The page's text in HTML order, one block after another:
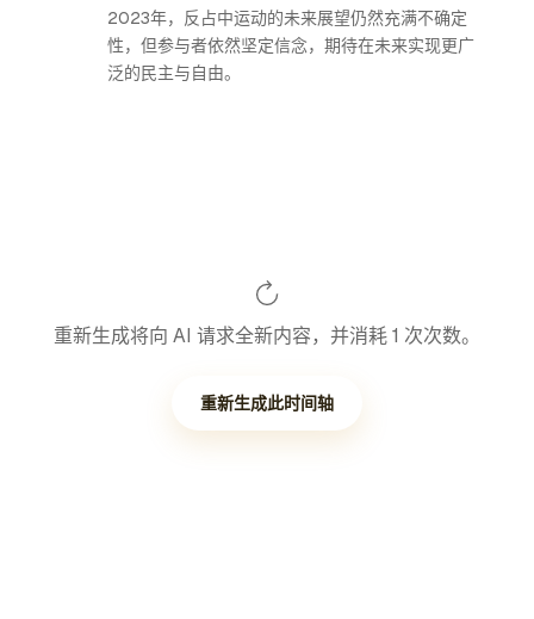
2023年，反占中运动的未来展望仍然充满不确定
性，但参与者依然坚定信念，期待在未来实现更广
泛的民主与自由。
重新生成将向 AI 请求全新内容，并消耗 1 次次数。
重新生成此时间轴